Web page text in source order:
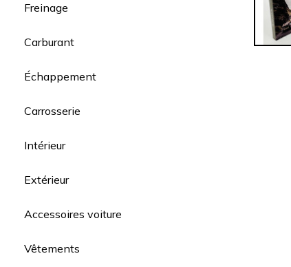
Freinage
Carburant
Échappement
Carrosserie
Intérieur
Extérieur
Accessoires voiture
Vêtements